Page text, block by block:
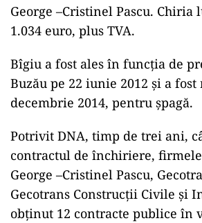
George –Cristinel Pascu. Chiria
1.034 euro, plus TVA.
Bîgiu a fost ales în funcția de
Buzău pe 22 iunie 2012 și a
decembrie 2014, pentru șpagă.
Potrivit DNA, timp de trei ani,
contractul de închiriere,
George –Cristinel Pascu,
Gecotrans Construcții Civile și
obținut 12 contracte publice în